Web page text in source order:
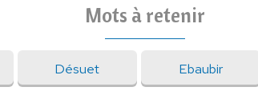
Mots à retenir
Désuet Ebaubir